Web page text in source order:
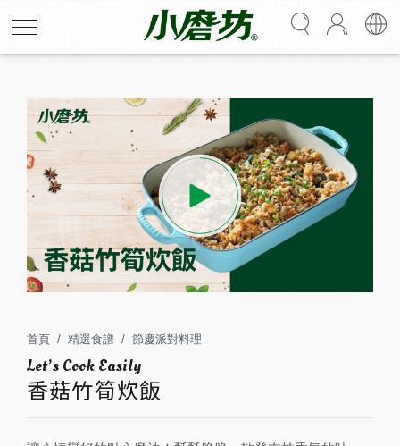
首頁 精選食譜 節慶派對料理
香菇竹筍炊飯
香菇竹筍炊飯
讓心情變好的點心魔法！酥酥脆脆、散發肉桂香氣的吐
麼，都能透過肉桂糖吐司重新補足滿滿元氣！
4人份